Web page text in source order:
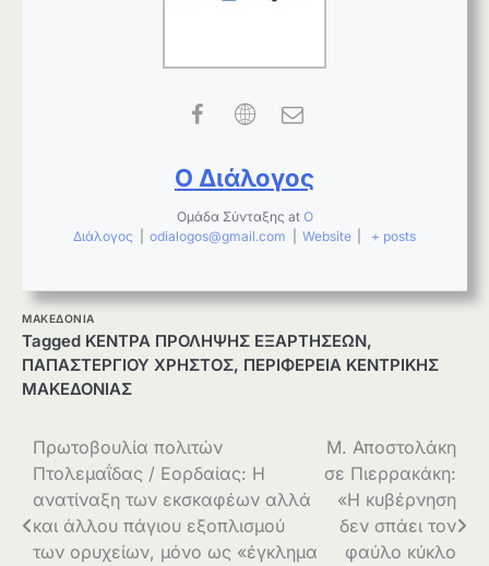
Ο Διάλογος
Ομάδα Σύνταξης at Ο
Διάλογος
odialogos@gmail.com Website + posts
ΜΑΚΕΔΟΝΙΑ
Tagged ΚΕΝΤΡΑ ΠΡΟΛΗΨΗΣ ΕΞΑΡΤΗΣΕΩΝ,
ΠΑΠΑΣΤΕΡΓΙΟΥ ΧΡΗΣΤΟΣ, ΠΕΡΙΦΕΡΕΙΑ ΚΕΝΤΡΙΚΗΣ
ΜΑΚΕΔΟΝΙΑΣ
Πλοήγηση
άρθρων
Πρωτοβουλία πολιτών
Πτολεμαΐδας / Εορδαίας: Η
ανατίναξη των εκσκαφέων αλλά
και άλλου πάγιου εξοπλισμού
των ορυχείων, μόνο ως «έγκλημα
Μ. Αποστολάκη
σε Πιερρακάκη:
«Η κυβέρνηση
δεν σπάει τον
φαύλο κύκλο